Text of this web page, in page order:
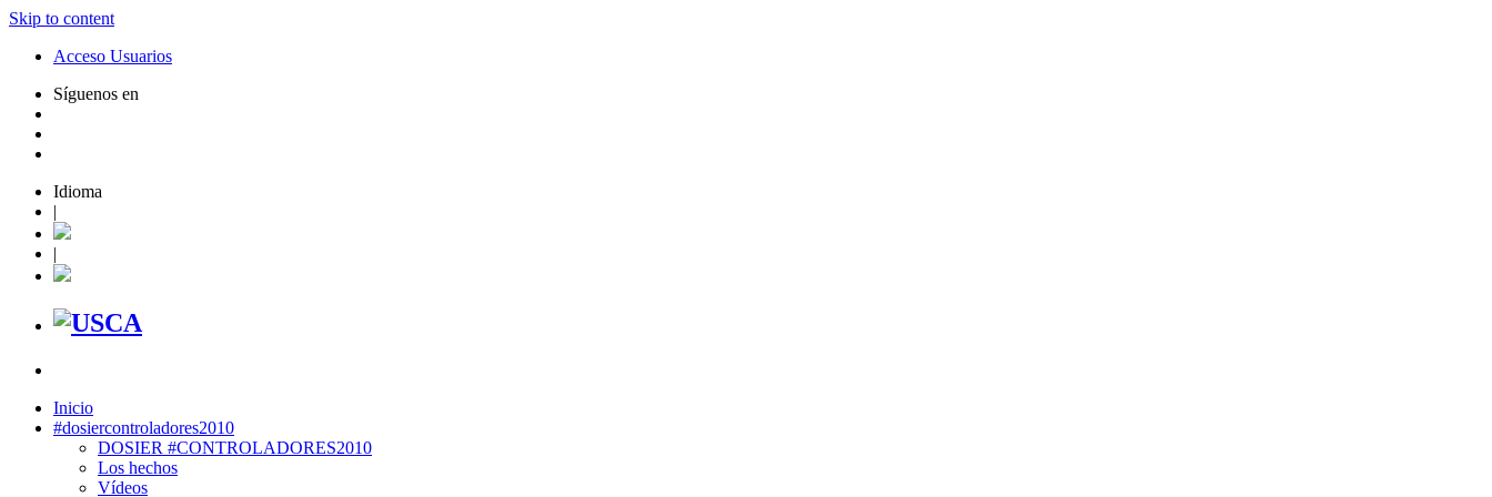
Skip to content
Acceso Usuarios
Síguenos en
Idioma
|
|
Inicio
#dosiercontroladores2010
DOSIER #CONTROLADORES2010
Los hechos
Vídeos